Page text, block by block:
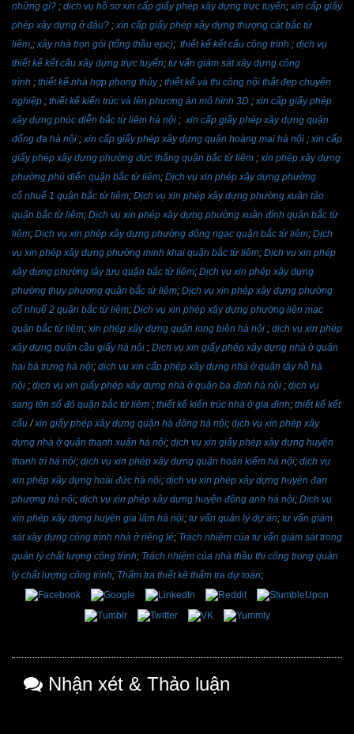
những gì? ; dịch vụ hồ sơ xin cấp giấy phép xây dựng trực tuyến;xin cấp giấy
phép xây dựng ở đâu? ;xin cấp giấy phép xây dựng thượng cát bắc từ
liêm,;xây nhà trọn gói (tổng thầu epc); thiết kế kết cấu công trình ; dịch vụ
thiết kế kết cấu xây dựng trực tuyến; tư vấn giám sát xây dựng công
trình ; thiết kế nhà hợp phong thủy; thiết kế và thi công nội thất đẹp chuyên
nghiệp ; thiết kế kiến trúc và lên phương án mô hình 3D ;xin cấp giấy phép
xây dựng phúc diễn bắc từ liêm hà nội ;xin cấp giấy phép xây dựng quận
đống đa hà nội ;xin cấp giấy phép xây dựng quận hoàng mai hà nội ;xin cấp
giấy phép xây dựng phường đức thắng quận bắc từ liêm ;xin phép xây dựng
phường phú diến quận bắc từ liêm; Dịch vụ xin phép xây dựng phường
cổ nhuế 1 quận bắc từ liêm; Dịch vụ xin phép xây dựng phường xuân tảo
quận bắc từ liêm; Dịch vụ xin phép xây dựng phường xuân đỉnh quận bắc từ
liêm; Dịch vụ xin phép xây dựng phường đông ngạc quận bắc từ liêm; Dịch
vụ xin phép xây dựng phường minh khai quận bắc từ liêm; Dịch vụ xin phép
xây dựng phường tây tựu quận bắc từ liêm; Dịch vụ xin phép xây dựng
phường thụy phương quận bắc từ liêm; Dịch vụ xin phép xây dựng phường
cổ nhuế 2 quận bắc từ liêm; Dịch vụ xin phép xây dựng phường liên mạc
quận bắc từ liêm;xin phép xây dựng quận long biên hà nội ; dịch vụ xin phép
xây dựng quận cầu giấy hà nội ; Dịch vụ xin giấy phép xây dựng nhà ở quận
hai bà trưng hà nội; dịch vụ xin cấp phép xây dựng nhà ở quận tây hồ hà
nội ; dịch vụ xin giấy phép xây dựng nhà ở quận ba đình hà nội ; dịch vụ
sang tên sổ đỏ quận bắc từ liêm ; thiết kế kiến trúc nhà ở gia đình; thiết kế kết
cấu/xin giấy phép xây dựng quận hà đông hà nội; dịch vụ xin phép xây
dựng nhà ở quận thanh xuân hà nội; dịch vụ xin giấy phép xây dựng huyện
thanh trì hà nội; dịch vụ xin phép xây dựng quận hoàn kiếm hà nội; dịch vụ
xin phép xây dựng hoài đức hà nội; dịch vụ xin phép xây dựng huyện đan
phượng hà nội; dịch vụ xin phép xây dựng huyện đông anh hà nội; Dịch vụ
xin phép xây dựng huyện gia lâm hà nội; tư vấn quản lý dự án; tư vấn giám
sát xây dựng công trình nhà ở riêng lẻ; Trách nhiệm của tư vấn giám sát trong
quản lý chất lượng công trình; Trách nhiệm của nhà thầu thi công trong quản
lý chất lượng công trình; Thẩm tra thiết kê thẩm tra dự toán;
Nhận xét & Thảo luận